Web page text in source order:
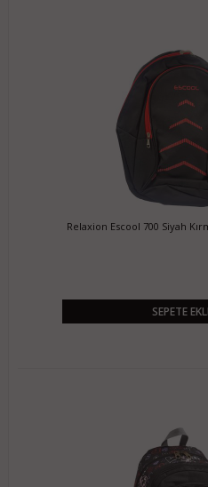
Relaxion Escool 700 Siyah
SEPETE